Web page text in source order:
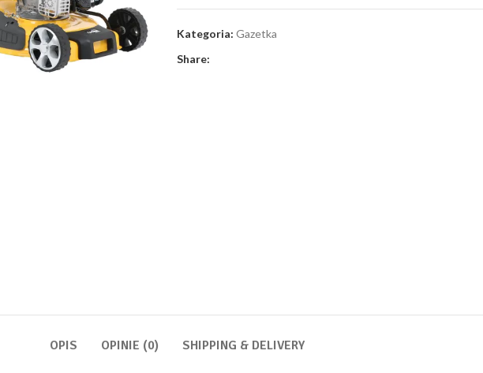
Kategoria: Gazetka
Share:
OPIS OPINIE (0) SHIPPING & DELIVERY